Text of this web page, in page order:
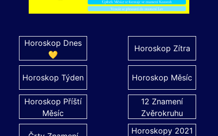
Horoskop Dnes
💛
Horoskop Zítra
Horoskop Týden Horoskop Měsíc
Horoskop Příští
Měsíc
12 Znamení
Zvěrokruhu
Horoskopy 2021